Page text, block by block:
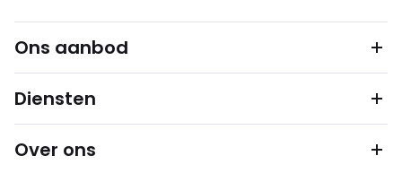
Ons aanbod
Diensten
Over ons